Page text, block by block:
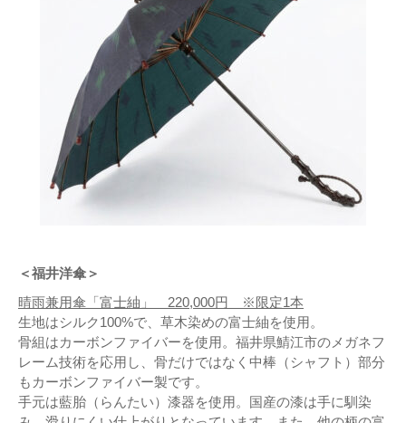
＜福井洋傘＞
晴雨兼用傘「富士紬」 220,000円 ※限定1本
生地はシルク100%で、草木染めの富士紬を使用。
骨組はカーボンファイバーを使用。福井県鯖江市のメガネフ
レーム技術を応用し、骨だけではなく中棒（シャフト）部分
もカーボンファイバー製です。
手元は藍胎（らんたい）漆器を使用。国産の漆は手に馴染